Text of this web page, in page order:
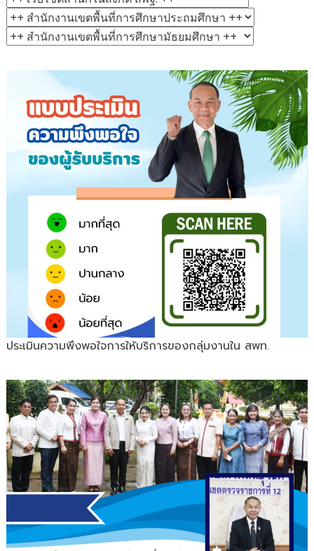
ประเมินความพึงพอใจการให้บริการของกลุ่มงานใน สพท.